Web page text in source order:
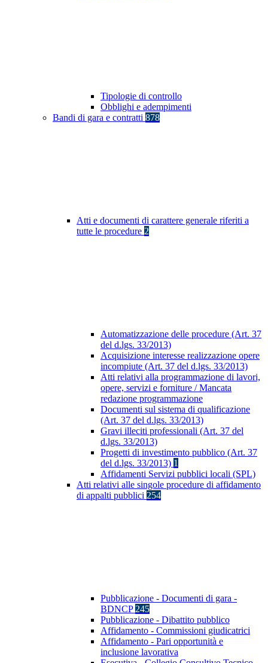
Tipologie di controllo
Obblighi e adempimenti
Bandi di gara e contratti 878
Atti e documenti di carattere generale riferiti a
tutte le procedure 2
Automatizzazione delle procedure (Art. 37
del d.lgs. 33/2013)
Acquisizione interesse realizzazione opere
incompiute (Art. 37 del d.lgs. 33/2013)
Atti relativi alla programmazione di lavori,
opere, servizi e forniture / Mancata
redazione programmazione
Documenti sul sistema di qualificazione
(Art. 37 del d.lgs. 33/2013)
Gravi illeciti professionali (Art. 37 del
d.lgs. 33/2013)
Progetti di investimento pubblico (Art. 37
del d.lgs. 33/2013) 1
Affidamenti Servizi pubblici locali (SPL)
Atti relativi alle singole procedure di affidamento
di appalti pubblici 254
Pubblicazione - Documenti di gara -
BDNCP 245
Pubblicazione - Dibattito pubblico
Affidamento - Commissioni giudicatrici
Affidamento - Pari opportunità e
inclusione lavorativa